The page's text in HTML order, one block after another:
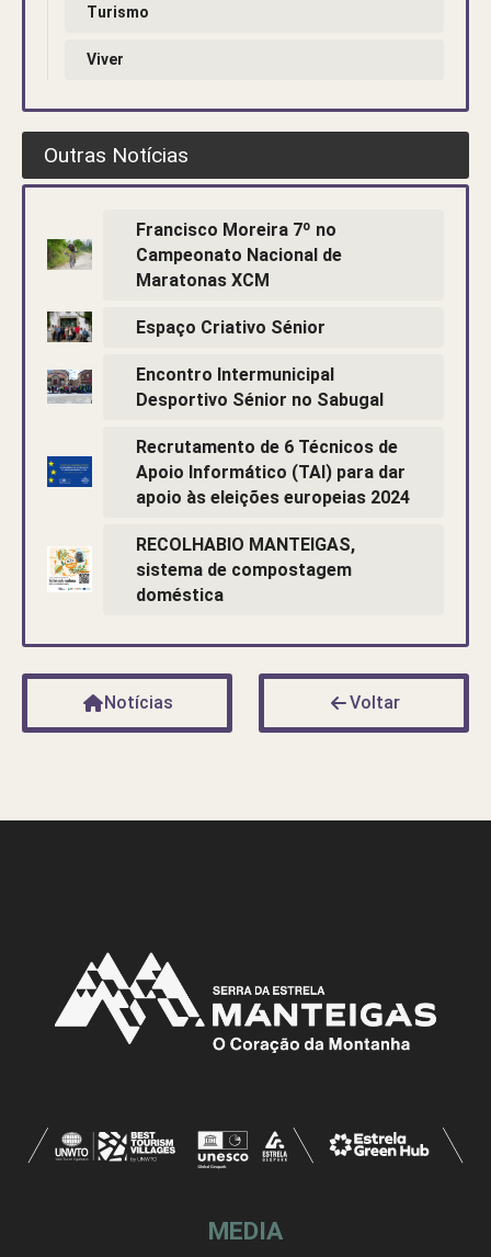
Turismo
Viver
Outras Notícias
Francisco Moreira 7º no
Campeonato Nacional de
Maratonas XCM
Espaço Criativo Sénior
Encontro Intermunicipal
Desportivo Sénior no Sabugal
Recrutamento de 6 Técnicos de
Apoio Informático (TAI) para dar
apoio às eleições europeias 2024
RECOLHABIO MANTEIGAS,
sistema de compostagem
doméstica
Notícias Voltar
MEDIA